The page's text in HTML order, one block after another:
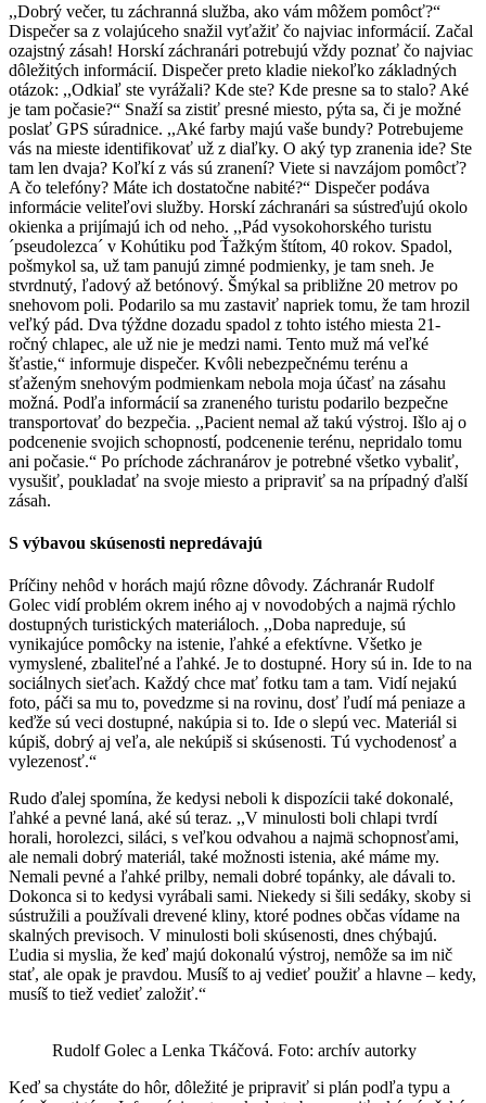
,,Dobrý večer, tu záchranná služba, ako vám môžem pomôcť?“
Dispečer sa z volajúceho snažil vyťažiť čo najviac informácií. Začal
ozajstný zásah! Horskí záchranári potrebujú vždy poznať čo najviac
dôležitých informácií. Dispečer preto kladie niekoľko základných
otázok: ,,Odkiaľ ste vyrážali? Kde ste? Kde presne sa to stalo? Aké
je tam počasie?“ Snaží sa zistiť presné miesto, pýta sa, či je možné
poslať GPS súradnice. ,,Aké farby majú vaše bundy? Potrebujeme
vás na mieste identifikovať už z diaľky. O aký typ zranenia ide? Ste
tam len dvaja? Koľkí z vás sú zranení? Viete si navzájom pomôcť?
A čo telefóny? Máte ich dostatočne nabité?“ Dispečer podáva
informácie veliteľovi služby. Horskí záchranári sa sústreďujú okolo
okienka a prijímajú ich od neho. ,,Pád vysokohorského turistu
´pseudolezca´ v Kohútiku pod Ťažkým štítom, 40 rokov. Spadol,
pošmykol sa, už tam panujú zimné podmienky, je tam sneh. Je
stvrdnutý, ľadový až betónový. Šmýkal sa približne 20 metrov po
snehovom poli. Podarilo sa mu zastaviť napriek tomu, že tam hrozil
veľký pád. Dva týždne dozadu spadol z tohto istého miesta 21-
ročný chlapec, ale už nie je medzi nami. Tento muž má veľké
šťastie,“ informuje dispečer. Kvôli nebezpečnému terénu a
sťaženým snehovým podmienkam nebola moja účasť na zásahu
možná. Podľa informácií sa zraneného turistu podarilo bezpečne
transportovať do bezpečia. ,,Pacient nemal až takú výstroj. Išlo aj o
podcenenie svojich schopností, podcenenie terénu, nepridalo tomu
ani počasie.“ Po príchode záchranárov je potrebné všetko vybaliť,
vysušiť, poukladať na svoje miesto a pripraviť sa na prípadný ďalší
zásah.
S výbavou skúsenosti nepredávajú
Príčiny nehôd v horách majú rôzne dôvody. Záchranár Rudolf
Golec vidí problém okrem iného aj v novodobých a najmä rýchlo
dostupných turistických materiáloch. ,,Doba napreduje, sú
vynikajúce pomôcky na istenie, ľahké a efektívne. Všetko je
vymyslené, zbaliteľné a ľahké. Je to dostupné. Hory sú in. Ide to na
sociálnych sieťach. Každý chce mať fotku tam a tam. Vidí nejakú
foto, páči sa mu to, povedzme si na rovinu, dosť ľudí má peniaze a
keďže sú veci dostupné, nakúpia si to. Ide o slepú vec. Materiál si
kúpiš, dobrý aj veľa, ale nekúpiš si skúsenosti. Tú vychodenosť a
vylezenosť.“
Rudo ďalej spomína, že kedysi neboli k dispozícii také dokonalé,
ľahké a pevné laná, aké sú teraz. ,,V minulosti boli chlapi tvrdí
horali, horolezci, siláci, s veľkou odvahou a najmä schopnosťami,
ale nemali dobrý materiál, také možnosti istenia, aké máme my.
Nemali pevné a ľahké prilby, nemali dobré topánky, ale dávali to.
Dokonca si to kedysi vyrábali sami. Niekedy si šili sedáky, skoby si
sústružili a používali drevené kliny, ktoré podnes občas vídame na
skalných previsoch. V minulosti boli skúsenosti, dnes chýbajú.
Ľudia si myslia, že keď majú dokonalú výstroj, nemôže sa im nič
stať, ale opak je pravdou. Musíš to aj vedieť použiť a hlavne – kedy,
musíš to tiež vedieť založiť.“
Rudolf Golec a Lenka Tkáčová. Foto: archív autorky
Keď sa chystáte do hôr, dôležité je pripraviť si plán podľa typu a